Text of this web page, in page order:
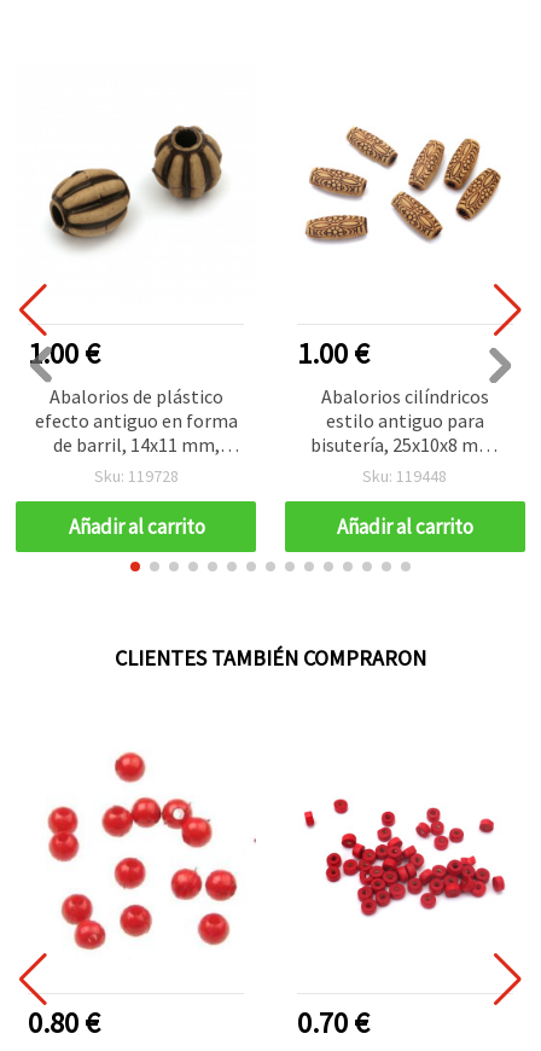
1.00 €
Abalorios de plástico
efecto antiguo en forma
de barril, 14x11 mm,
agujero: 4 mm, marrón -
Sku: 119728
Añadir al carrito
1.00 €
Abalorios cilíndricos
estilo antiguo para
bisutería, 25x10x8 mm,
orificio 3,5 mm, marrón,
Sku: 119448
Añadir al carrito
CLIENTES TAMBIÉN COMPRARON
0.80 € 0.70 €